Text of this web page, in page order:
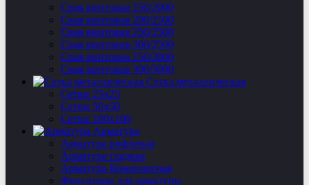
Свая винтовая 250/2000
Свая винтовая 200/2500
Свая винтовая 250/2500
Свая винтовая 300/2500
Свая винтовая 250/3000
Свая винтовая 300/3000
Сетка металлическая
Сетки 25х25
Сетки 50х50
Сетки 100х100
Арматура
Арматура рифленая
Арматура гладкая
Арматура Композитная
Фиксаторы для арматуры